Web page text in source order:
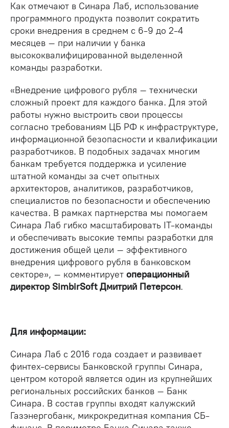
Как отмечают в Синара Лаб, использование
программного продукта позволит сократить
сроки внедрения в среднем с 6-9 до 2-4
месяцев – при наличии у банка
высококвалифицированной выделенной
команды разработки.
«Внедрение цифрового рубля – технически
сложный проект для каждого банка. Для этой
работы нужно выстроить свои процессы
согласно требованиям ЦБ РФ к инфраструктуре,
информационной безопасности и квалификации
разработчиков. В подобных задачах многим
банкам требуется поддержка и усиление
штатной команды за счет опытных
архитекторов, аналитиков, разработчиков,
специалистов по безопасности и обеспечению
качества. В рамках партнерства мы помогаем
Синара Лаб гибко масштабировать IT-команды
и обеспечивать высокие темпы разработки для
достижения общей цели – эффективного
внедрения цифрового рубля в банковском
секторе», – комментирует операционный
директор SimbirSoft Дмитрий Петерсон.
Для информации:
Синара Лаб с 2016 года создает и развивает
финтех-сервисы Банковской группы Синара,
центром которой является один из крупнейших
региональных российских банков – Банк
Синара. В состав группы входят калужский
Газэнергобанк, микрокредитная компания СБ-